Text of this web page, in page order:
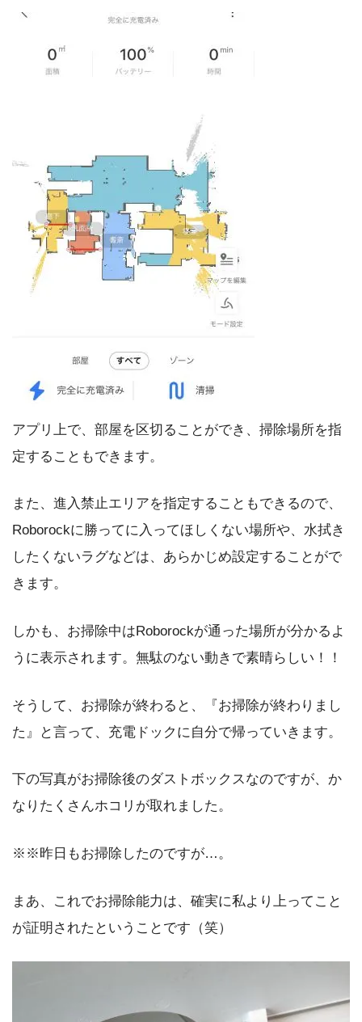
アプリ上で、部屋を区切ることができ、掃除場所を指
定することもできます。
また、進入禁止エリアを指定することもできるので、
Roborockに勝ってに入ってほしくない場所や、水拭き
したくないラグなどは、あらかじめ設定することがで
きます。
しかも、お掃除中はRoborockが通った場所が分かるよ
うに表示されます。無駄のない動きで素晴らしい！！
そうして、お掃除が終わると、『お掃除が終わりまし
た』と言って、充電ドックに自分で帰っていきます。
下の写真がお掃除後のダストボックスなのですが、か
なりたくさんホコリが取れました。
※※昨日もお掃除したのですが…。
まあ、これでお掃除能力は、確実に私より上ってこと
が証明されたということです（笑）